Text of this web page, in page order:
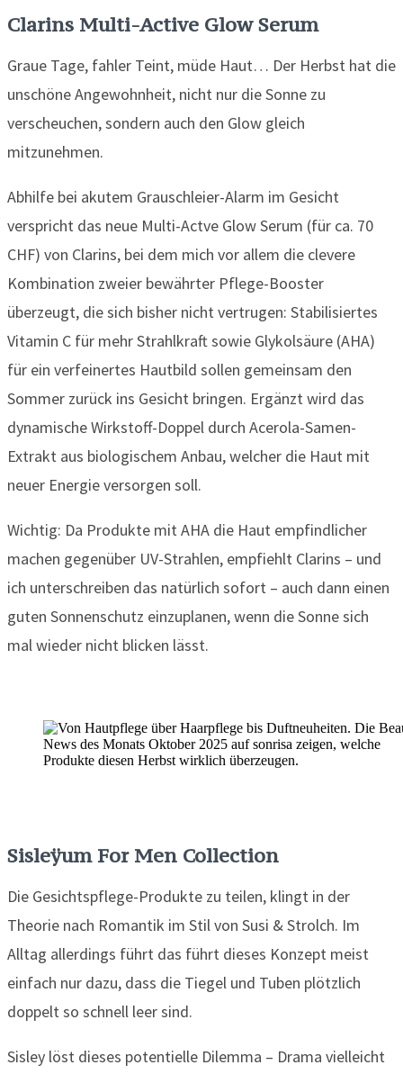
Clarins Multi-Active Glow Serum
Graue Tage, fahler Teint, müde Haut… Der Herbst hat die
unschöne Angewohnheit, nicht nur die Sonne zu
verscheuchen, sondern auch den Glow gleich
mitzunehmen.
Abhilfe bei akutem Grauschleier-Alarm im Gesicht
verspricht das neue Multi-Actve Glow Serum (für ca. 70
CHF) von Clarins, bei dem mich vor allem die clevere
Kombination zweier bewährter Pflege-Booster
überzeugt, die sich bisher nicht vertrugen: Stabilisiertes
Vitamin C für mehr Strahlkraft sowie Glykolsäure (AHA)
für ein verfeinertes Hautbild sollen gemeinsam den
Sommer zurück ins Gesicht bringen. Ergänzt wird das
dynamische Wirkstoff-Doppel durch Acerola-Samen-
Extrakt aus biologischem Anbau, welcher die Haut mit
neuer Energie versorgen soll.
Wichtig: Da Produkte mit AHA die Haut empfindlicher
machen gegenüber UV-Strahlen, empfiehlt Clarins – und
ich unterschreiben das natürlich sofort – auch dann einen
guten Sonnenschutz einzuplanen, wenn die Sonne sich
mal wieder nicht blicken lässt.
Sisleÿum For Men Collection
Die Gesichtspflege-Produkte zu teilen, klingt in der
Theorie nach Romantik im Stil von Susi & Strolch. Im
Alltag allerdings führt das führt dieses Konzept meist
einfach nur dazu, dass die Tiegel und Tuben plötzlich
doppelt so schnell leer sind.
Sisley löst dieses potentielle Dilemma – Drama vielleicht